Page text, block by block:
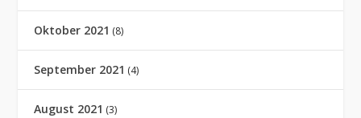
Oktober 2021 (8)
September 2021 (4)
August 2021 (3)